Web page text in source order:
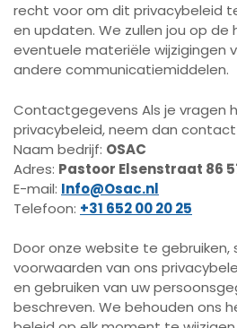
recht voor om dit privacybeleid
en updaten. We zullen jou op
eventuele materiële wijzigingen
andere communicatiemiddelen.
Contactgegevens Als je vragen
privacybeleid, neem dan
Naam bedrijf: OSAC
Adres: Pastoor Elsenstraat 86
E-mail: Info@Osac.nl
Telefoon: +31 652 00 20 25
Door onze website te
voorwaarden van ons
en gebruiken van uw
beschreven. We behouden ons